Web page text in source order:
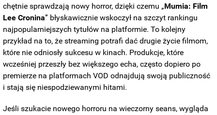
chętnie sprawdzają nowy horror, dzięki czemu „Mumia: Film
Lee Cronina” błyskawicznie wskoczył na szczyt rankingu
najpopularniejszych tytułów na platformie. To kolejny
przykład na to, że streaming potrafi dać drugie życie filmom,
które nie odniosły sukcesu w kinach. Produkcje, które
wcześniej przeszły bez większego echa, często dopiero po
premierze na platformach VOD odnajdują swoją publiczność
i stają się niespodziewanymi hitami.
Jeśli szukacie nowego horroru na wieczorny seans, wygląda